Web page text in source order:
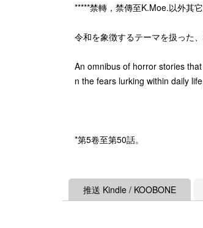
*****禁轉，禁傳至K.Moe.以外其
令和を象徴するテーマを扱った
An omnibus of horror stories
n the fears lurking within daily
*第5卷至第50話。
推送 Kindle / KOOBONE